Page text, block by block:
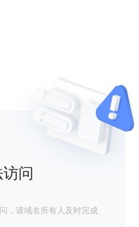
问
，请域名所有人及时完成